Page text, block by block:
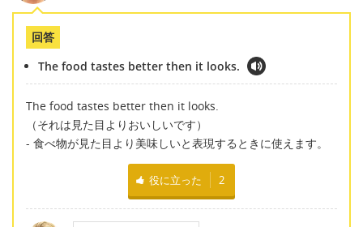
回答
The food tastes better then it looks.
The food tastes better then it looks.
（それは見た目よりおいしいです）
- 食べ物が見た目より美味しいと表現するときに使えます。
役に立った 2